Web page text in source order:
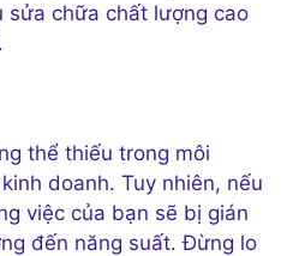
sửa chữa chất lượng cao
thể thiếu trong môi
doanh. Tuy nhiên, nếu
việc của bạn sẽ bị gián
đến năng suất. Đừng lo